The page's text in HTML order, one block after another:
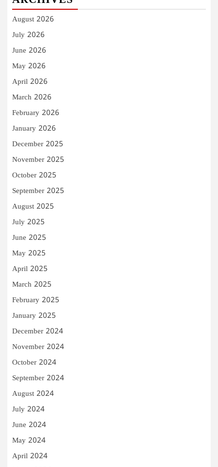
August 2026
July 2026
June 2026
May 2026
April 2026
March 2026
February 2026
January 2026
December 2025
November 2025
October 2025
September 2025
August 2025
July 2025
June 2025
May 2025
April 2025
March 2025
February 2025
January 2025
December 2024
November 2024
October 2024
September 2024
August 2024
July 2024
June 2024
May 2024
April 2024